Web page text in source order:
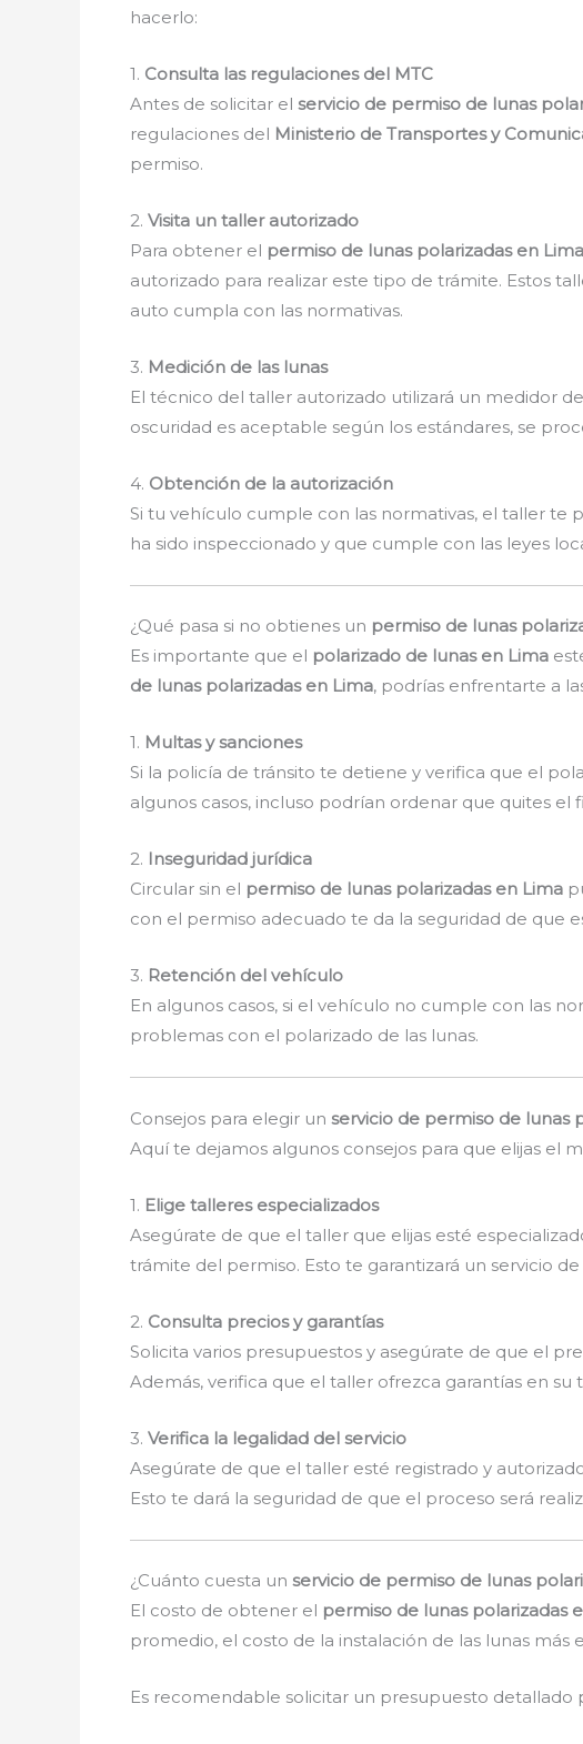
hacerlo:
1. Consulta las regulaciones del MTC
Antes de solicitar el servicio de permiso de lunas
regulaciones del Ministerio de Transportes y
permiso.
2. Visita un taller autorizado
Para obtener el permiso de lunas polarizadas en Lima
autorizado para realizar este tipo de trámite. Estos
auto cumpla con las normativas.
3. Medición de las lunas
El técnico del taller autorizado utilizará un medidor
oscuridad es aceptable según los estándares, se
4. Obtención de la autorización
Si tu vehículo cumple con las normativas, el taller te
ha sido inspeccionado y que cumple con las leyes
¿Qué pasa si no obtienes un permiso de lunas
Es importante que el polarizado de lunas en Lima
de lunas polarizadas en Lima, podrías enfrentarte a
1. Multas y sanciones
Si la policía de tránsito te detiene y verifica que el
algunos casos, incluso podrían ordenar que quites el
2. Inseguridad jurídica
Circular sin el permiso de lunas polarizadas en Lima
con el permiso adecuado te da la seguridad de que
3. Retención del vehículo
En algunos casos, si el vehículo no cumple con las
problemas con el polarizado de las lunas.
Consejos para elegir un servicio de permiso de lunas
Aquí te dejamos algunos consejos para que elijas el
1. Elige talleres especializados
Asegúrate de que el taller que elijas esté
trámite del permiso. Esto te garantizará un servicio de
2. Consulta precios y garantías
Solicita varios presupuestos y asegúrate de que el
Además, verifica que el taller ofrezca garantías en su
3. Verifica la legalidad del servicio
Asegúrate de que el taller esté registrado y
Esto te dará la seguridad de que el proceso será
¿Cuánto cuesta un servicio de permiso de lunas
El costo de obtener el permiso de lunas polarizadas
promedio, el costo de la instalación de las lunas
Es recomendable solicitar un presupuesto detallado